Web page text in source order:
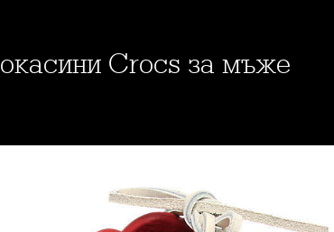
Мокасини Crocs за мъже